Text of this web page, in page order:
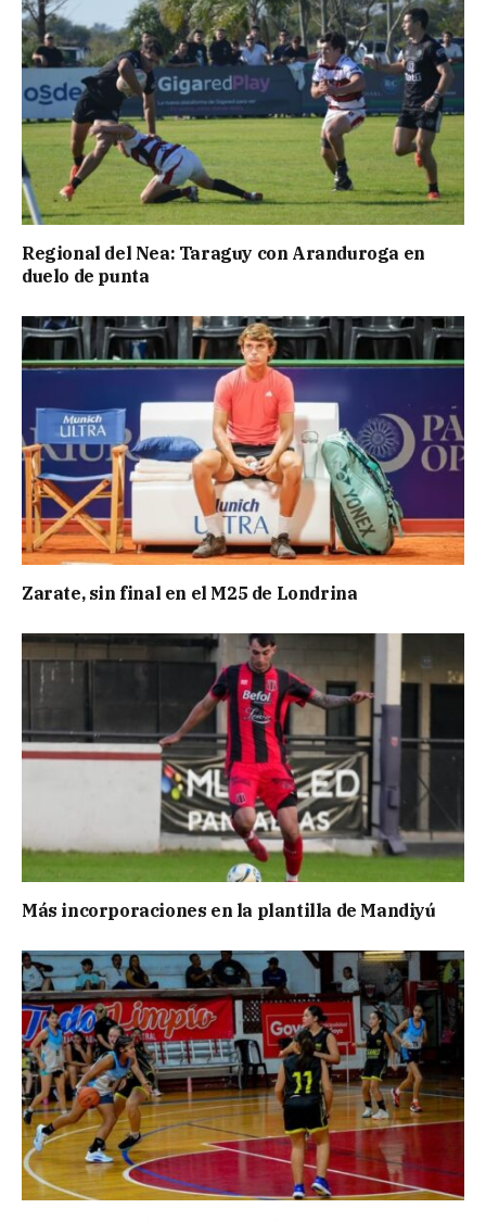
Regional del Nea: Taraguy con Aranduroga en
duelo de punta
Zarate, sin final en el M25 de Londrina
Más incorporaciones en la plantilla de Mandiyú